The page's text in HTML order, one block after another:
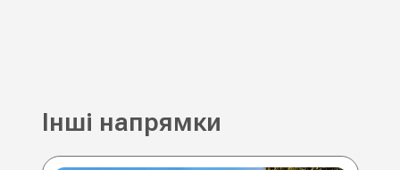
Інші напрямки